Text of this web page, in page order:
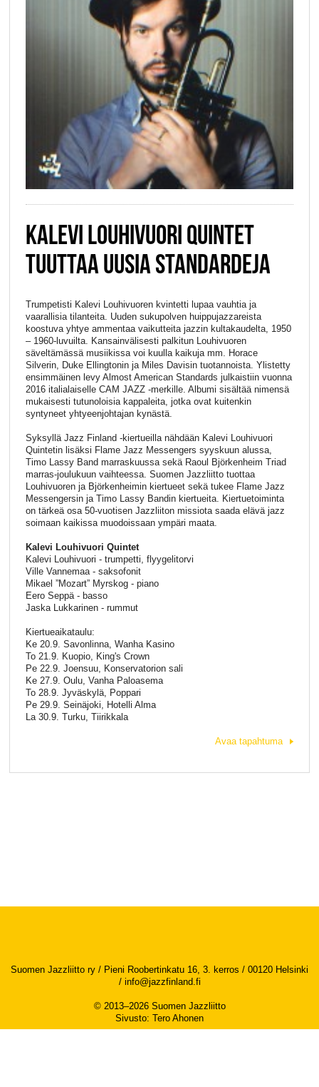
KALEVI LOUHIVUORI QUINTET
TUUTTAA UUSIA STANDARDEJA
Trumpetisti Kalevi Louhivuoren kvintetti lupaa vauhtia ja
vaarallisia tilanteita. Uuden sukupolven huippujazzareista
koostuva yhtye ammentaa vaikutteita jazzin kultakaudelta, 1950
– 1960-luvuilta. Kansainvälisesti palkitun Louhivuoren
säveltämässä musiikissa voi kuulla kaikuja mm. Horace
Silverin, Duke Ellingtonin ja Miles Davisin tuotannoista. Ylistetty
ensimmäinen levy Almost American Standards julkaistiin vuonna
2016 italialaiselle CAM JAZZ -merkille. Albumi sisältää nimensä
mukaisesti tutunoloisia kappaleita, jotka ovat kuitenkin
syntyneet yhtyeenjohtajan kynästä.
Syksyllä Jazz Finland -kiertueilla nähdään Kalevi Louhivuori
Quintetin lisäksi Flame Jazz Messengers syyskuun alussa,
Timo Lassy Band marraskuussa sekä Raoul Björkenheim Triad
marras-joulukuun vaihteessa. Suomen Jazzliitto tuottaa
Louhivuoren ja Björkenheimin kiertueet sekä tukee Flame Jazz
Messengersin ja Timo Lassy Bandin kiertueita. Kiertuetoiminta
on tärkeä osa 50-vuotisen Jazzliiton missiota saada elävä jazz
soimaan kaikissa muodoissaan ympäri maata.
Kalevi Louhivuori Quintet
Kalevi Louhivuori - trumpetti, flyygelitorvi
Ville Vannemaa - saksofonit
Mikael ”Mozart” Myrskog - piano
Eero Seppä - basso
Jaska Lukkarinen - rummut
Kiertueaikataulu:
Ke 20.9. Savonlinna, Wanha Kasino
To 21.9. Kuopio, King's Crown
Pe 22.9. Joensuu, Konservatorion sali
Ke 27.9. Oulu, Vanha Paloasema
To 28.9. Jyväskylä, Poppari
Pe 29.9. Seinäjoki, Hotelli Alma
La 30.9. Turku, Tiirikkala
Avaa tapahtuma
Suomen Jazzliitto ry / Pieni Roobertinkatu 16, 3. kerros / 00120 Helsinki
/ info@jazzfinland.fi
© 2013–2026 Suomen Jazzliitto
Sivusto: Tero Ahonen